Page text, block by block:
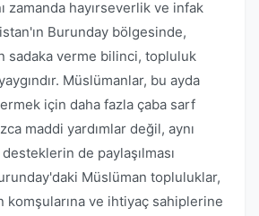
zamanda hayırseverlik ve infak
Burunday bölgesinde,
sadaka verme bilinci, topluluk
Müslümanlar, bu ayda
için daha fazla çaba sarf
maddi yardımlar değil, aynı
de paylaşılması
Müslüman topluluklar,
komşularına ve ihtiyaç sahiplerine